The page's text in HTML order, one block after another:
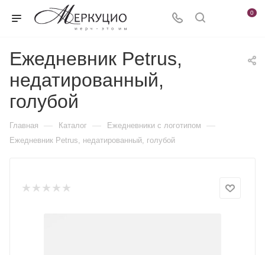
0
Ежедневник Petrus,
недатированный,
голубой
Главная — Каталог — Ежедневники c логотипом —
Ежедневник Petrus, недатированный, голубой